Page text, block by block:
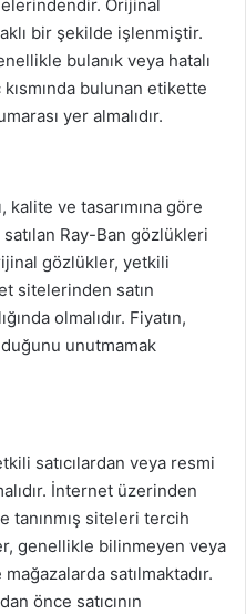
Orijinal
bir şekilde işlenmiştir.
bulanık veya hatalı
bulunan etikette
yer almalıdır.
ve tasarımına göre
Ray-Ban gözlükleri
gözlükler, yetkili
sitelerinden satın
olmalıdır. Fiyatın,
unutmamak
satıcılardan veya resmi
İnternet üzerinden
tanınmış siteleri tercih
genellikle bilinmeyen veya
satılmaktadır.
önce satıcının